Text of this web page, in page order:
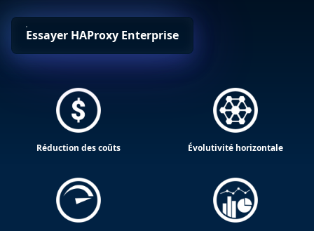
Essayer HAProxy Enterprise
Réduction des coûts Évolutivité horizontale